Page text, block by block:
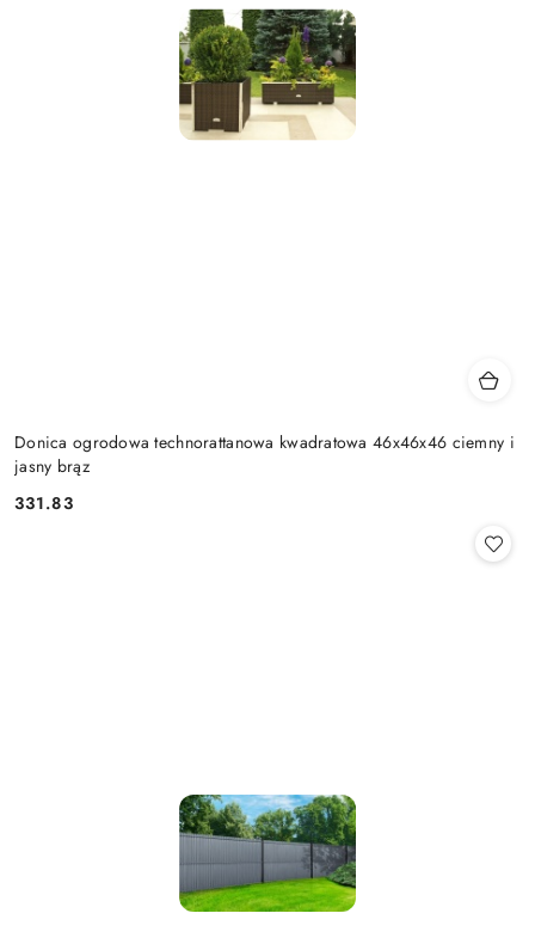
Donica ogrodowa technorattanowa kwadratowa 46x46x46 ciemny i
jasny brąz
Cena:
331.83